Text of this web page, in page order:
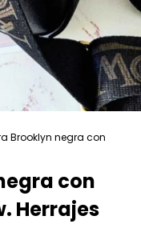
Brooklyn negra con
con
Herrajes